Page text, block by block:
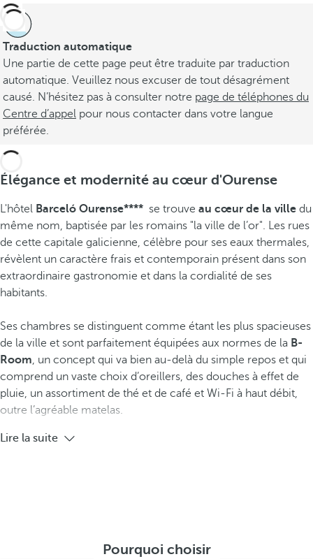
Traduction automatique
Une partie de cette page peut être traduite par traduction
automatique. Veuillez nous excuser de tout désagrément
causé. N’hésitez pas à consulter notre page de téléphones du
Centre d’appel pour nous contacter dans votre langue
préférée.
Élégance et modernité au cœur d'Ourense
L'hôtel Barceló Ourense**** se trouve au cœur de la ville du
même nom, baptisée par les romains "la ville de l’or". Les rues
de cette capitale galicienne, célèbre pour ses eaux thermales,
révèlent un caractère frais et contemporain présent dans son
extraordinaire gastronomie et dans la cordialité de ses
habitants.
Ses chambres se distinguent comme étant les plus spacieuses
de la ville et sont parfaitement équipées aux normes de la B-
Room, un concept qui va bien au-delà du simple repos et qui
comprend un vaste choix d’oreillers, des douches à effet de
pluie, un assortiment de thé et de café et Wi-Fi à haut débit,
outre l’agréable matelas.
Lire la suite
Pourquoi choisir